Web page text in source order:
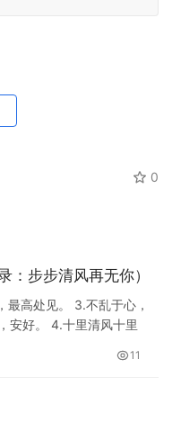
0
：步步清风再无你）
最高处见。 3.不乱于心，
安好。 4.十里清风十里
11